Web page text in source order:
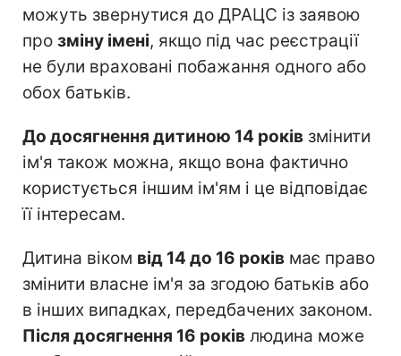
можуть звернутися до ДРАЦС із заявою
про зміну імені, якщо під час реєстрації
не були враховані побажання одного або
обох батьків.
До досягнення дитиною 14 років змінити
ім'я також можна, якщо вона фактично
користується іншим ім'ям і це відповідає
її інтересам.
Дитина віком від 14 до 16 років має право
змінити власне ім'я за згодою батьків або
в інших випадках, передбачених законом.
Після досягнення 16 років людина може